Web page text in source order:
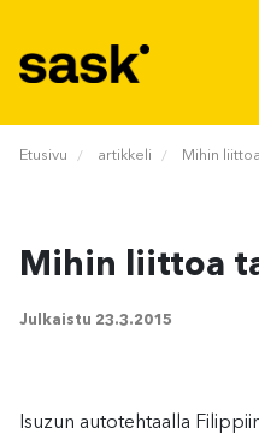
Etusivu artikkeli Mihin
Mihin liittoa
Julkaistu 23.3.2015
Isuzun autotehtaalla